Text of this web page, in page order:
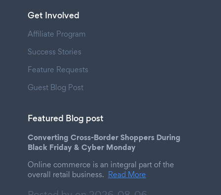
Get Involved
Affiliate Program
Success Stories
Feature Requests
Guest Blog Post
Featured Blog post
Converting Cross-Border Shoppers During
Black Friday & Cyber Monday
Online commerce is an integral part of the
overall retail business. Read More